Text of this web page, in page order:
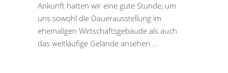
Ankunft hatten wir eine gute Stunde, um
uns sowohl die Dauerausstellung im
ehemaligen Wirtschaftsgebäude als auch
das weitläufige Gelände ansehen